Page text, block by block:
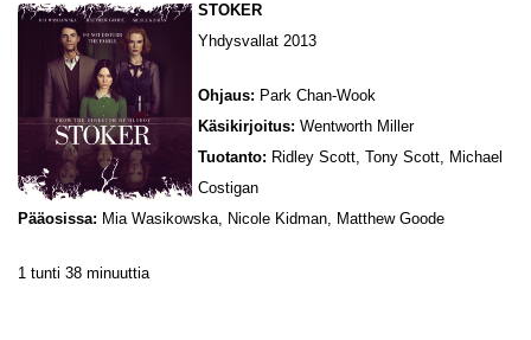
STOKER
Yhdysvallat 2013
Ohjaus: Park Chan-Wook
Käsikirjoitus: Wentworth Miller
Tuotanto: Ridley Scott, Tony Scott, Michael
Costigan
Pääosissa: Mia Wasikowska, Nicole Kidman, Matthew Goode
1 tunti 38 minuuttia